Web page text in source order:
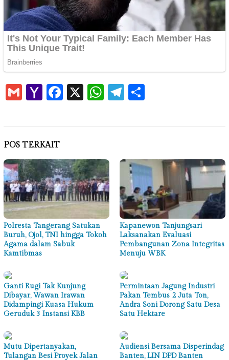
GmailYahoo
Mail
Facebook
X WhatsApp
Telegram
POS TERKAIT
Polresta Tangerang Satukan
Buruh, Ojol, TNI hingga Tokoh
Agama dalam Sabuk
Kamtibmas
Kapanewon Tanjungsari
Laksanakan Evaluasi
Pembangunan Zona Integritas
Menuju WBK
Ganti Rugi Tak Kunjung
Dibayar, Wawan Irawan
Didampingi Kuasa Hukum
Geruduk 3 Instansi KBB
Permintaan Jagung Industri
Pakan Tembus 2 Juta Ton,
Andra Soni Dorong Satu Desa
Satu Hektare
Mutu Dipertanyakan,
Tulangan Besi Proyek Jalan
Audiensi Bersama Disperindag
Banten, LIN DPD Banten